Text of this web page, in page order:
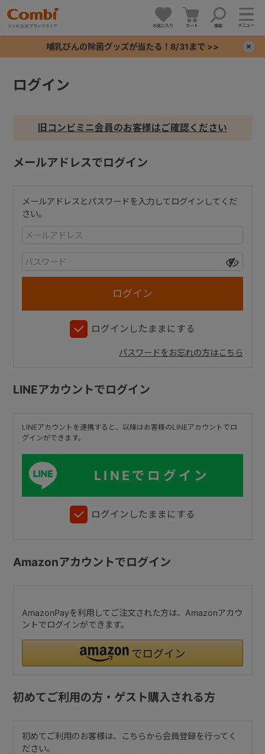
お気に入り カート 検索 メニュー
哺乳びんの除菌グッズが当たる！8/31まで >>
ログイン
旧コンビミニ会員のお客様はご確認ください
メールアドレスでログイン
メールアドレスとパスワードを入力してログインしてくだ
さい。
ログインしたままにする
パスワードをお忘れの方はこちら
LINEアカウントでログイン
LINEアカウントを連携すると、以降はお客様のLINEアカウントでロ
グインができます。
LINEでログイン
ログインしたままにする
Amazonアカウントでログイン
AmazonPayを利用してご注文された方は、Amazonアカウ
ントでログインができます。
初めてご利用の方・ゲスト購入される方
初めてご利用のお客様は、こちらから会員登録を行ってく
ださい。